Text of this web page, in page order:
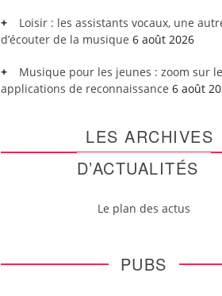
Loisir : les assistants vocaux, une
d’écouter de la musique 6 août 2026
Musique pour les jeunes : zoom sur
applications de reconnaissance 6 août
LES ARCHIVES
D’ACTUALITÉS
Le plan des actus
PUBS